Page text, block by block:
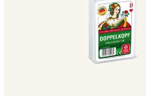
Alle Produkte im Überblick